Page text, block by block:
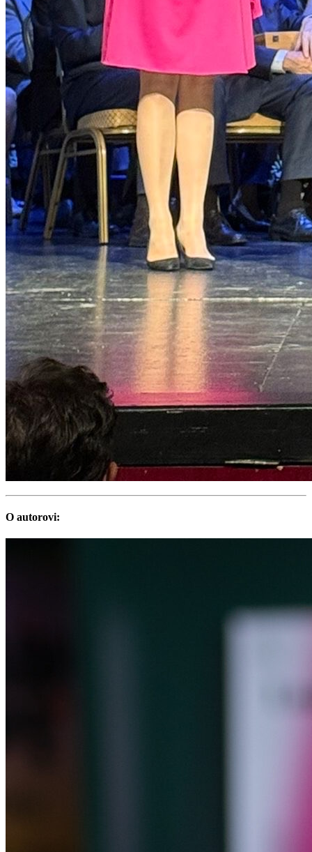
O autorovi: